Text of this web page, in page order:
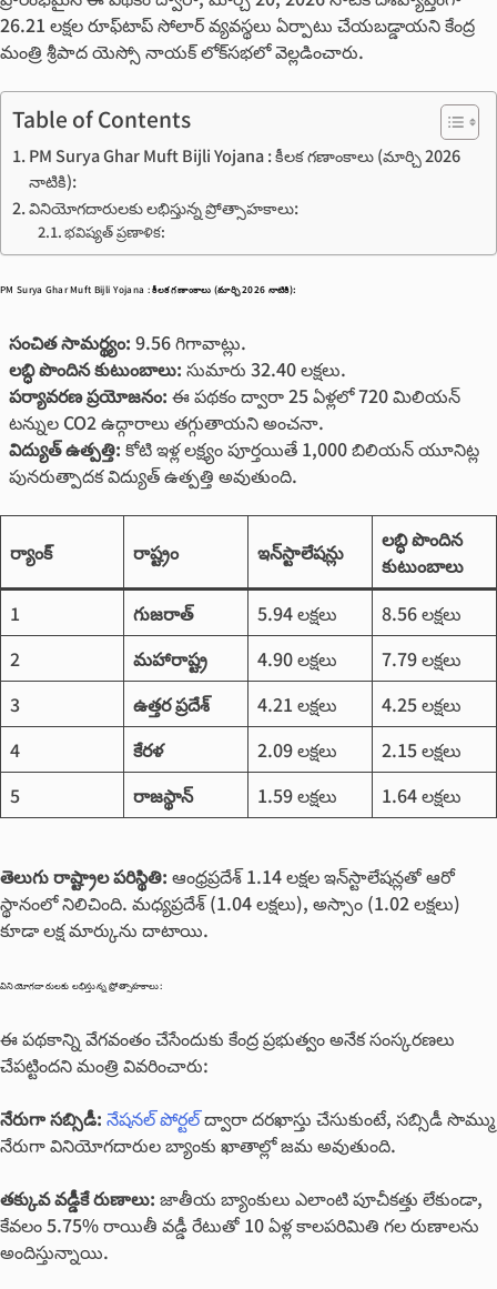
26.21 లక్షల రూఫ్‌టాప్ సోలార్ వ్యవస్థలు ఏర్పాటు చేయబడ్డాయని కేంద్ర
మంత్రి శ్రీపాద యెస్సో నాయక్ లోక్‌సభలో వెల్లడించారు.
Table of Contents
PM Surya Ghar Muft Bijli Yojana : కీలక గణాంకాలు (మార్చి 2026
నాటికి):
వినియోగదారులకు లభిస్తున్న ప్రోత్సాహకాలు:
భవిష్యత్ ప్రణాళిక:
PM Surya Ghar Muft Bijli Yojana :కీలక గణాంకాలు (మార్చి 2026 నాటికి):
సంచిత సామర్థ్యం: 9.56 గిగావాట్లు.
లబ్ధి పొందిన కుటుంబాలు: సుమారు 32.40 లక్షలు.
పర్యావరణ ప్రయోజనం: ఈ పథకం ద్వారా 25 ఏళ్లలో 720 మిలియన్
టన్నుల CO2 ఉద్గారాలు తగ్గుతాయని అంచనా.
విద్యుత్ ఉత్పత్తి: కోటి ఇళ్ల లక్ష్యం పూర్తయితే 1,000 బిలియన్ యూనిట్ల
పునరుత్పాదక విద్యుత్ ఉత్పత్తి అవుతుంది.
ర్యాంక్ రాష్ట్రం ఇన్‌స్టాలేషన్లు
లబ్ధి పొందిన
కుటుంబాలు
1
గుజరాత్ 5.94 లక్షలు
8.56 లక్షలు
2
మహారాష్ట్ర 4.90 లక్షలు
7.79 లక్షలు
3
ఉత్తర ప్రదేశ్ 4.21 లక్షలు
4.25 లక్షలు
4
కేరళ 2.09 లక్షలు
2.15 లక్షలు
5
రాజస్థాన్ 1.59 లక్షలు 1.64 లక్షలు
తెలుగు రాష్ట్రాల పరిస్థితి: ఆంధ్రప్రదేశ్ 1.14 లక్షల ఇన్‌స్టాలేషన్లతో ఆరో
స్థానంలో నిలిచింది. మధ్యప్రదేశ్ (1.04 లక్షలు), అస్సాం (1.02 లక్షలు)
కూడా లక్ష మార్కును దాటాయి.
వినియోగదారులకు లభిస్తున్న ప్రోత్సాహకాలు:
ఈ పథకాన్ని వేగవంతం చేసేందుకు కేంద్ర ప్రభుత్వం అనేక సంస్కరణలు
చేపట్టిందని మంత్రి వివరించారు:
నేరుగా సబ్సిడీ: నేషనల్ పోర్టల్ద్వారా దరఖాస్తు చేసుకుంటే, సబ్సిడీ సొమ్ము
నేరుగా వినియోగదారుల బ్యాంకు ఖాతాల్లో జమ అవుతుంది.
తక్కువ వడ్డీకే రుణాలు: జాతీయ బ్యాంకులు ఎలాంటి పూచీకత్తు లేకుండా,
కేవలం 5.75% రాయితీ వడ్డీ రేటుతో 10 ఏళ్ల కాలపరిమితి గల రుణాలను
అందిస్తున్నాయి.